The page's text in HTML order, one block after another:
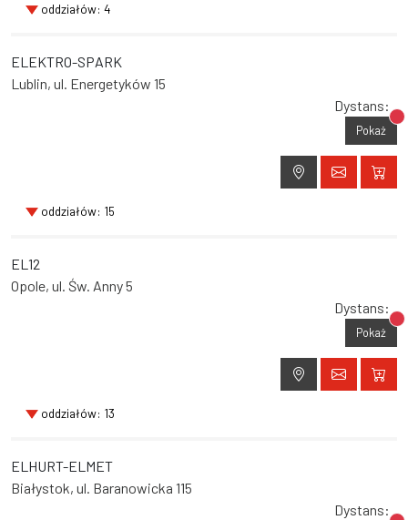
oddziałów: 4
ELEKTRO-SPARK
Lublin, ul. Energetyków 15
Dystans:
Pokaż
oddziałów: 15
EL12
Opole, ul. Św. Anny 5
Dystans:
Pokaż
oddziałów: 13
ELHURT-ELMET
Białystok, ul. Baranowicka 115
Dystans: